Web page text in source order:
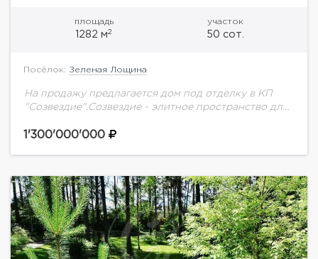
площадь
1282 м2
участок
50 сот.
Посёлок: Зеленая Лощина
На продажу предлагается дом под отделку в КП
"Созвездие".Созвездие - элитное пространство для
архитектура, окружение леса и полная
1'300'000'000